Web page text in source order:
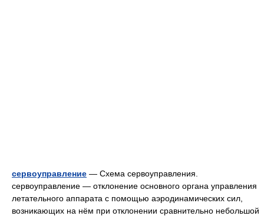
сервоуправление — Схема сервоуправления.
сервоуправление — отклонение основного органа управления
летательного аппарата с помощью аэродинамических сил,
возникающих на нём при отклонении сравнительно небольшой